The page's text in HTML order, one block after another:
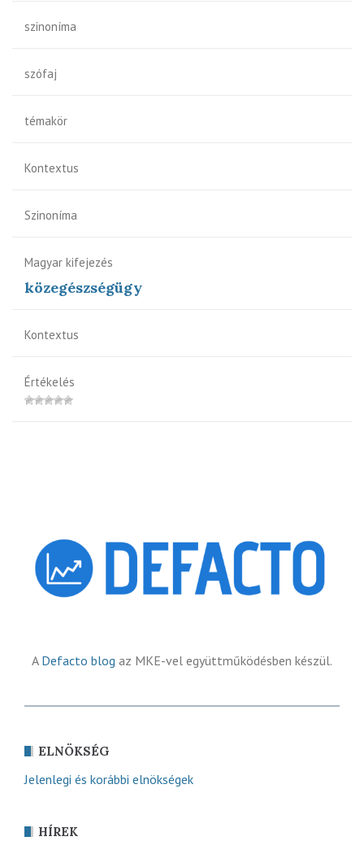
szinoníma
szófaj
témakör
Kontextus
Szinoníma
Magyar kifejezés
közegészségügy
Kontextus
Értékelés
A Defacto blog az MKE-vel együttműködésben készül.
ELNÖKSÉG
Jelenlegi és korábbi elnökségek
HÍREK